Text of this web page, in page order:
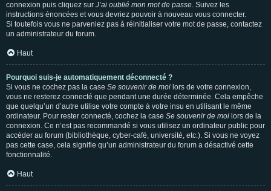
connexion puis cliquez sur J’ai oublié mon mot de passe. Suivez les
instructions énoncées et vous devriez pouvoir à nouveau vous connecter.
Si toutefois vous ne parveniez pas à réinitialiser votre mot de passe, contactez
un administrateur du forum.
Haut
Pourquoi suis-je automatiquement déconnecté ?
Si vous ne cochez pas la case Se souvenir de moi lors de votre connexion,
vous ne resterez connecté que pendant une durée déterminée. Cela empêche
que quelqu’un d’autre utilise votre compte à votre insu en utilisant le même
ordinateur. Pour rester connecté, cochez la case Se souvenir de moi lors de la
connexion. Ce n’est pas recommandé si vous utilisez un ordinateur public pour
accéder au forum (bibliothèque, cyber-café, université, etc.). Si vous ne voyez
pas cette case, cela signifie qu’un administrateur du forum a désactivé cette
fonctionnalité.
Haut